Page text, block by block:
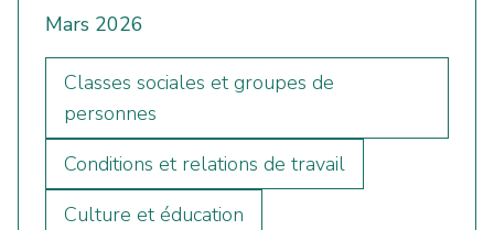
Mars 2026
Classes sociales et groupes de
personnes
Conditions et relations de travail
Culture et éducation